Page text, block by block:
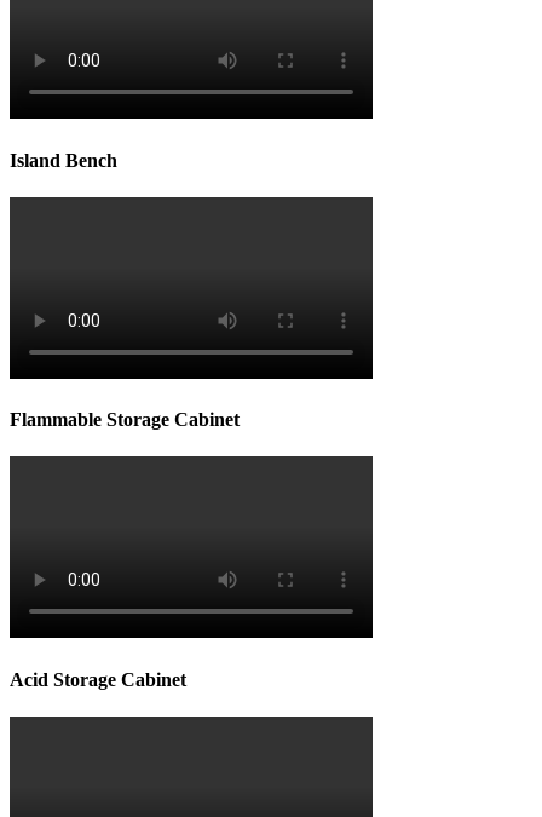
Island Bench
Flammable Storage Cabinet
Acid Storage Cabinet